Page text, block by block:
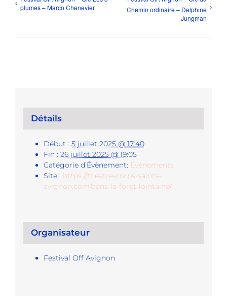
plumes – Marco Chenevier
Chemin ordinaire – Delphine
Jungman
Détails
Début : 5 juillet 2025 @ 17:40
Fin : 26 juillet 2025 @ 19:05
Catégorie d’Évènement: Evénements
Site : https://theatre-corps-saints-
avignon.com/dans-la-foret-lointaine/
Organisateur
Festival Off Avignon